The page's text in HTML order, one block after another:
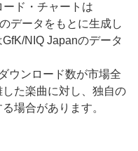
ド・チャートは
データをもとに生成し
NIQ Japanのデータ
ウンロード数が市場全
た楽曲に対し、独自の
場合があります。